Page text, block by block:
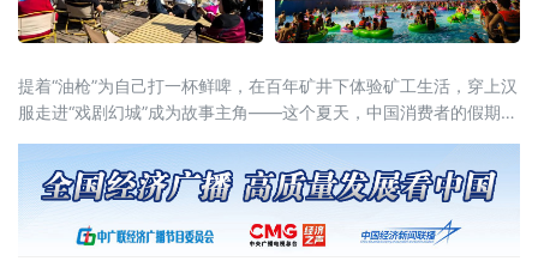
提着“油枪”为自己打一杯鲜啤，在百年矿井下体验矿工生活，穿上汉
服走进“戏剧幻城”成为故事主角——这个夏天，中国消费者的假期打
开方式正在被彻底重写。2026年暑期，一场从“买商品”到“买体验”、
从“打卡式”到“入戏式”的消费变革席卷全国。文旅部启动的全国暑期
文旅消费季，各地落地超3万场特色活动、发放4.5亿元文旅补贴；
国务院近期批复的《扩大消费“十五五”规划》更明确